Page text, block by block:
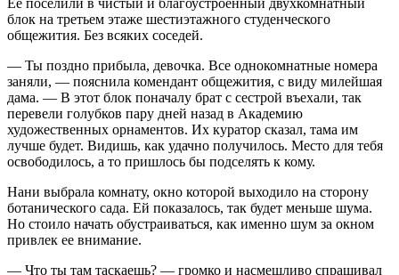
блок на третьем этаже шестиэтажного студенческого
общежития. Без всяких соседей.
— Ты поздно прибыла, девочка. Все однокомнатные номера
заняли, — пояснила комендант общежития, с виду милейшая
дама. — В этот блок поначалу брат с сестрой въехали, так
перевели голубков пару дней назад в Академию
художественных орнаментов. Их куратор сказал, тама им
лучше будет. Видишь, как удачно получилось. Место для тебя
освободилось, а то пришлось бы подселять к кому.
Нани выбрала комнату, окно которой выходило на сторону
ботанического сада. Ей показалось, так будет меньше шума.
Но стоило начать обустраиваться, как именно шум за окном
привлек ее внимание.
— Что ты там таскаешь? — громко и насмешливо спрашивал